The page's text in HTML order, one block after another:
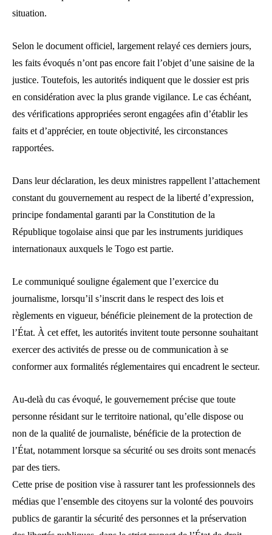
situation.
Selon le document officiel, largement relayé ces derniers jours,
les faits évoqués n’ont pas encore fait l’objet d’une saisine de la
justice. Toutefois, les autorités indiquent que le dossier est pris
en considération avec la plus grande vigilance. Le cas échéant,
des vérifications appropriées seront engagées afin d’établir les
faits et d’apprécier, en toute objectivité, les circonstances
rapportées.
Dans leur déclaration, les deux ministres rappellent l’attachement
constant du gouvernement au respect de la liberté d’expression,
principe fondamental garanti par la Constitution de la
République togolaise ainsi que par les instruments juridiques
internationaux auxquels le Togo est partie.
Le communiqué souligne également que l’exercice du
journalisme, lorsqu’il s’inscrit dans le respect des lois et
règlements en vigueur, bénéficie pleinement de la protection de
l’État. À cet effet, les autorités invitent toute personne souhaitant
exercer des activités de presse ou de communication à se
conformer aux formalités réglementaires qui encadrent le secteur.
Au-delà du cas évoqué, le gouvernement précise que toute
personne résidant sur le territoire national, qu’elle dispose ou
non de la qualité de journaliste, bénéficie de la protection de
l’État, notamment lorsque sa sécurité ou ses droits sont menacés
par des tiers.
Cette prise de position vise à rassurer tant les professionnels des
médias que l’ensemble des citoyens sur la volonté des pouvoirs
publics de garantir la sécurité des personnes et la préservation